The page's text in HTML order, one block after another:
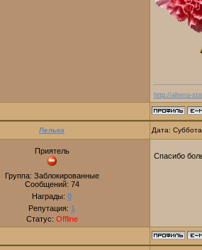
http://alterra-
Лелька Дата:
Приятель
Группа: Заблокированные
Сообщений: 74
Награды: 0
Репутация: 1
Статус: Offline
Спасибо